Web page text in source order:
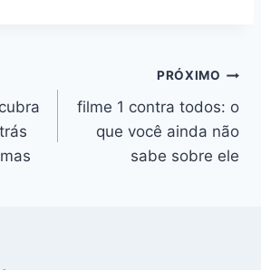
PRÓXIMO
filme 1 contra todos: o
que você ainda não
sabe sobre ele